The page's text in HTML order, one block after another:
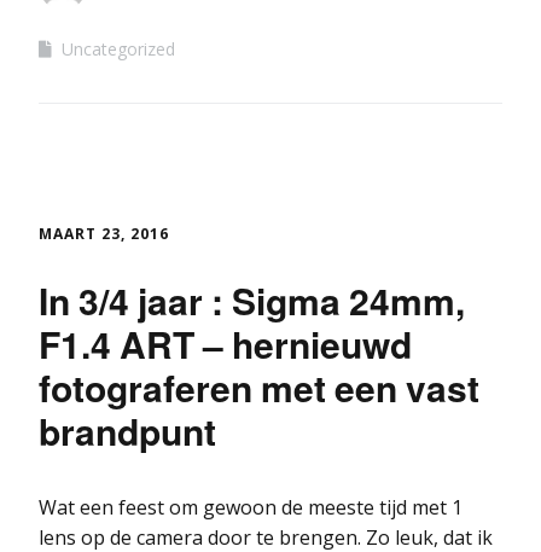
Uncategorized
MAART 23, 2016
In 3/4 jaar : Sigma 24mm,
F1.4 ART – hernieuwd
fotograferen met een vast
brandpunt
Wat een feest om gewoon de meeste tijd met 1
lens op de camera door te brengen. Zo leuk, dat ik